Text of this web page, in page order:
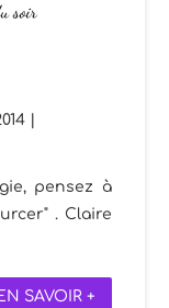
soir
pensez à
. Claire
SAVOIR +